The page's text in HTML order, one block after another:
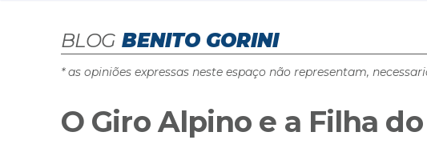
BLOG BENITO GORINI
* as opiniões expressas neste espaço não representam,
O Giro Alpino e a Filha